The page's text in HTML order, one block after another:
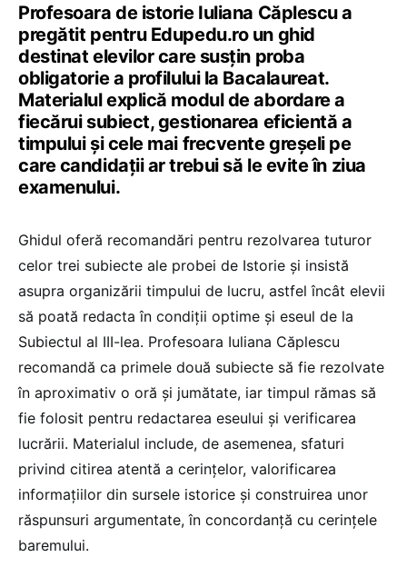
Profesoara de istorie Iuliana Căplescu a
pregătit pentru Edupedu.ro un ghid
destinat elevilor care susțin proba
obligatorie a profilului la Bacalaureat.
Materialul explică modul de abordare a
fiecărui subiect, gestionarea eficientă a
timpului și cele mai frecvente greșeli pe
care candidații ar trebui să le evite în ziua
examenului.
Ghidul oferă recomandări pentru rezolvarea tuturor
celor trei subiecte ale probei de Istorie și insistă
asupra organizării timpului de lucru, astfel încât elevii
să poată redacta în condiții optime și eseul de la
Subiectul al III-lea. Profesoara Iuliana Căplescu
recomandă ca primele două subiecte să fie rezolvate
în aproximativ o oră și jumătate, iar timpul rămas să
fie folosit pentru redactarea eseului și verificarea
lucrării. Materialul include, de asemenea, sfaturi
privind citirea atentă a cerințelor, valorificarea
informațiilor din sursele istorice și construirea unor
răspunsuri argumentate, în concordanță cu cerințele
baremului.